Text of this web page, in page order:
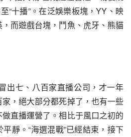
“十播”。在泛娛樂板塊，YY、映
而遊戲台塊，鬥魚、虎牙、熊貓
出七、八百家直播公司，才一年
，絕大部分都死掉了，也有一些
直播運營了。相比于風口之初的
靜。“海選混戰”已經結束，接下